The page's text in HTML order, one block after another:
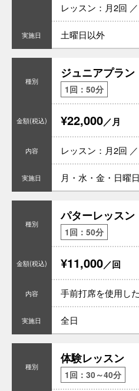
レッスン：月2回
土曜日以外
ジュニアプラン
1回：50分
¥22,000／月
レッスン：月2回
月・水・金・日曜日
パターレッスン
1回：50分
¥11,000／回
手前打席を使用し
全日
体験レッスン
1回：30～40分